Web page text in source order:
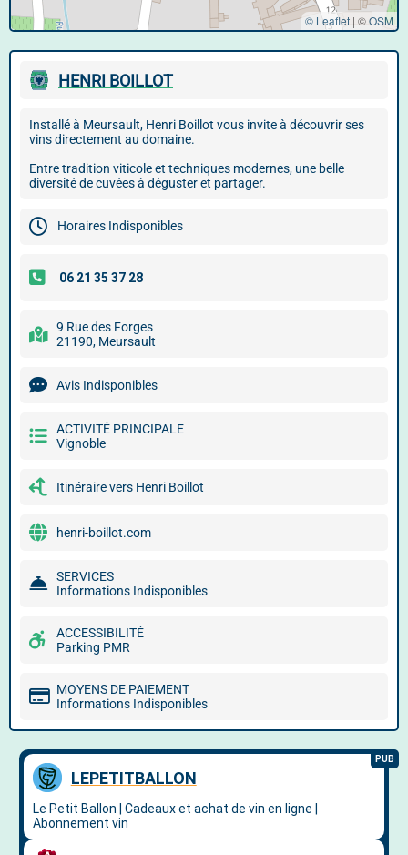
© Leaflet | ©OSM
HENRI BOILLOT
Installé à Meursault, Henri Boillot vous invite à découvrir ses
vins directement au domaine.
Entre tradition viticole et techniques modernes, une belle
diversité de cuvées à déguster et partager.
Horaires Indisponibles
9 Rue des Forges
21190, Meursault
Avis Indisponibles
ACTIVITÉ PRINCIPALE
Vignoble
Itinéraire vers Henri Boillot
henri-boillot.com
SERVICES
Informations Indisponibles
ACCESSIBILITÉ
Parking PMR
MOYENS DE PAIEMENT
Informations Indisponibles